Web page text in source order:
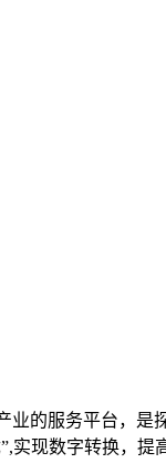
业的服务平台，是
实现数字转换，提